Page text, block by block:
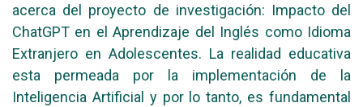
acerca del proyecto de investigación: Impacto del
ChatGPT en el Aprendizaje del Inglés como Idioma
Extranjero en Adolescentes. La realidad educativa
esta permeada por la implementación de la
Inteligencia Artificial y por lo tanto, es fundamental